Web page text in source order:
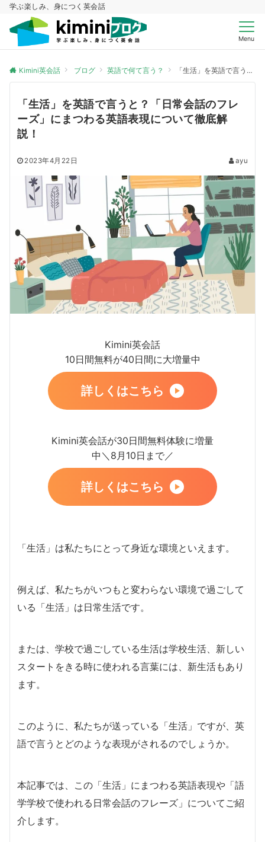
学ぶ楽しみ、身につく英会話
Menu
Kimini英会話 ブログ 英語で何て言う？ 「生活」を英語で言うと？「日常会話のフレーズ」にまつわる英語表現について徹底解説！
「生活」を英語で言うと？「日常会話のフレ
ーズ」にまつわる英語表現について徹底解
説！
2023年4月22日 ayu
Kimini英会話
10日間無料が40日間に大増量中
詳しくはこちら
Kimini英会話が30日間無料体験に増量
中＼8月10日まで／
詳しくはこちら
「生活」は私たちにとって身近な環境といえます。
例えば、私たちがいつもと変わらない環境で過ごして
いる「生活」は日常生活です。
または、学校で過ごしている生活は学校生活、新しい
スタートをきる時に使われる言葉には、新生活もあり
ます。
このように、私たちが送っている「生活」ですが、英
語で言うとどのような表現がされるのでしょうか。
本記事では、この「生活」にまつわる英語表現や「語
学学校で使われる日常会話のフレーズ」についてご紹
介します。